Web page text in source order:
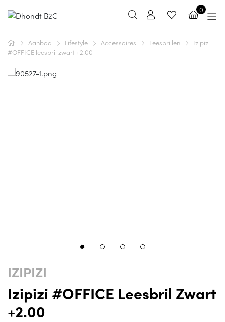
0
Aanbod Lifestyle Accessoires Leesbrillen
Izipizi
#OFFICE leesbril zwart +2.00
IZIPIZI
Izipizi #OFFICE Leesbril Zwart
+2.00